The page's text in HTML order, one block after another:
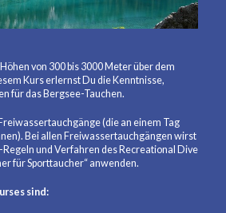
von 300 bis 3000 Meter über dem
Kurs erlernst Du die Kenntnisse,
für das Bergsee-Tauchen.
(die an einem Tag
Bei allen Freiwassertauchgängen wirst
und Verfahren des Recreational Dive
für Sporttaucher“ anwenden.
sind: